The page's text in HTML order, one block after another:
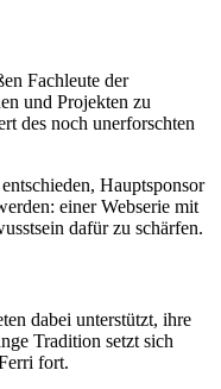
Fachleute der
und Projekten zu
des noch unerforschten
Hauptsponsor
einer Webserie mit
dafür zu schärfen.
dabei unterstützt, ihre
Tradition setzt sich
fort.